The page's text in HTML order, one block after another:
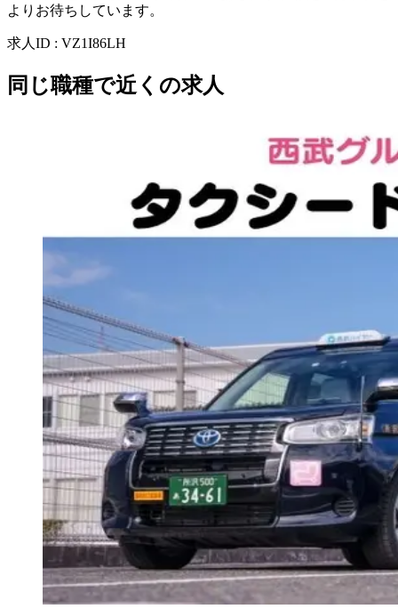
よりお待ちしています。
求人ID : VZ1I86LH
同じ職種で近くの求人